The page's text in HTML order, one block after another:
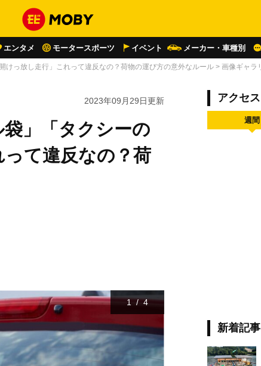
エンタメ モータースポーツ イベント メーカー・車種別
けっ放し走行」これって違反なの？荷物の運び方の意外なルール > 画像ギャラ
2023年09月29日更新
」「タクシーの
って違反なの？荷
1 /4
アクセ
週間
新着記事